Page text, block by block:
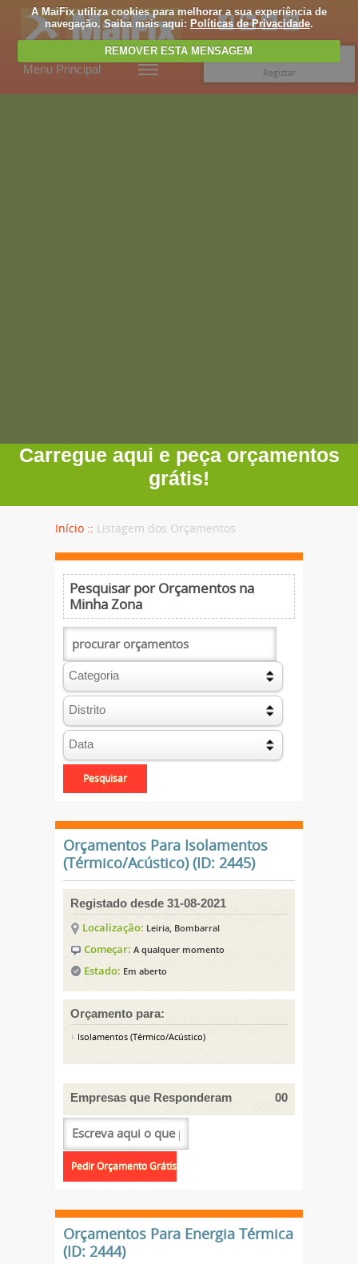
A MaiFix utiliza cookies para melhorar a sua experiência de
navegação. Saiba mais aqui: Políticas de Privacidade.
REMOVER ESTA MENSAGEM
Menu Principal
Registar
Carregue aqui e peça orçamentos
grátis!
Início :: Listagem dos Orçamentos
Pesquisar por Orçamentos na
Minha Zona
Orçamentos Para Isolamentos
(Térmico/Acústico) (ID: 2445)
Registado desde 31-08-2021
Localização: Leiria, Bombarral
Começar: A qualquer momento
Estado: Em aberto
Orçamento para:
Isolamentos (Térmico/Acústico)
Empresas que Responderam 00
Orçamentos Para Energia Térmica
(ID: 2444)